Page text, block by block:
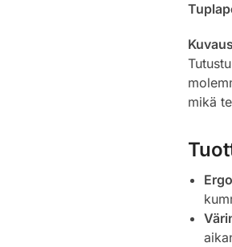
Kuvaus
mikä